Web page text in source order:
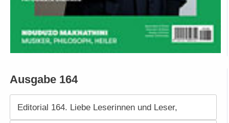
Ausgabe 164
Editorial 164. Liebe Leserinnen und Leser,